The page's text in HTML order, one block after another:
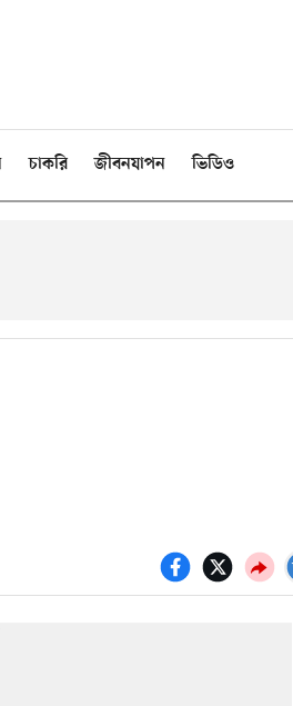
চাকরি জীবনযাপন ভিডিও